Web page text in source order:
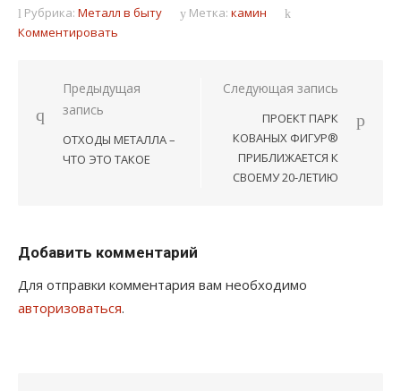
Рубрика: Металл в быту Метка: камин
Комментировать
Навигация
по
записям
Предыдущая
запись
ОТХОДЫ МЕТАЛЛА –
ЧТО ЭТО ТАКОЕ
Следующая запись
ПРОЕКТ ПАРК
КОВАНЫХ ФИГУР®
ПРИБЛИЖАЕТСЯ К
СВОЕМУ 20-ЛЕТИЮ
Добавить комментарий
Для отправки комментария вам необходимо
авторизоваться.